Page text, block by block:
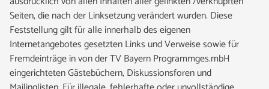
Seiten, die nach der Linksetzung verändert wurden. Diese
Feststellung gilt für alle innerhalb des eigenen
Internetangebotes gesetzten Links und Verweise sowie für
Fremdeinträge in von der TV Bayern Programmges.mbH
eingerichteten Gästebüchern, Diskussionsforen und